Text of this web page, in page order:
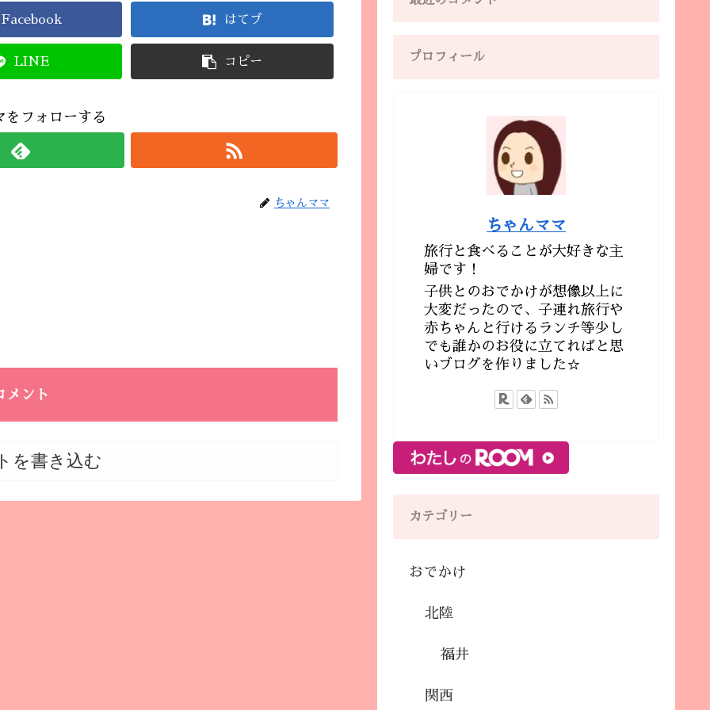
Facebook はてブ
LINE コピー
をフォローする
ちゃんママ
メント
を書き込む
プロフィール
ちゃんママ
旅行と食べることが大好きな主
婦です！
子供とのおでかけが想像以上に
大変だったので、子連れ旅行や
赤ちゃんと行けるランチ等少し
でも誰かのお役に立てればと思
いブログを作りました☆
カテゴリー
おでかけ
北陸
福井
関西